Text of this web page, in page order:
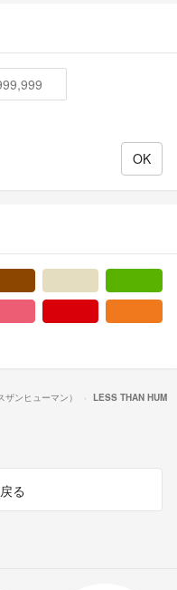
ラー
ンヒューマン）
LESS THAN HUM
る